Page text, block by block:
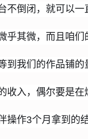
不倒闭，就可以
乎其微，而且咱
到我们的作品铺
收入，偶尔要是在
操作3个月拿到的